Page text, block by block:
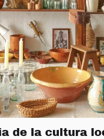
de la cultura